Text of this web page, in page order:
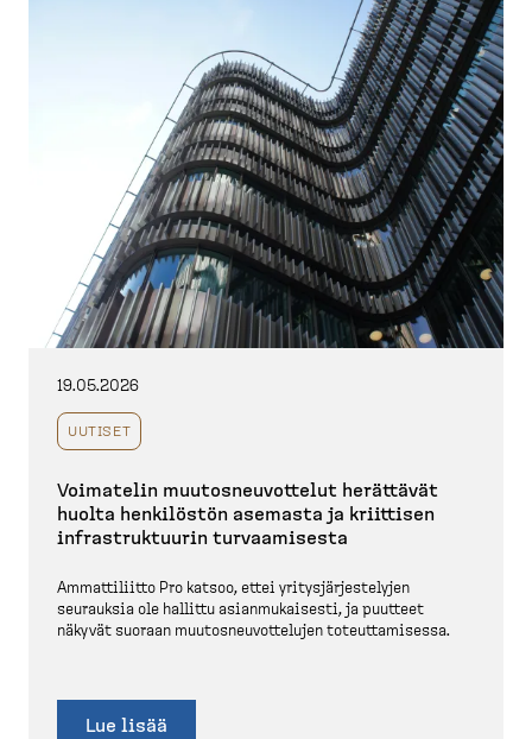
19.05.2026
UUTISET
Voimatelin muutos­neu­vottelut herättävät
huolta henkilöstön asemasta ja kriittisen
infrastruk­tuurin turvaa­misesta
Ammatti­liitto Pro katsoo, ettei yritys­jär­jes­telyjen
seurauksia ole hallittu asianmu­kaisesti, ja puutteet
näkyvät suoraan muutos­neu­vot­telujen toteut­ta­misessa.
Lue lisää